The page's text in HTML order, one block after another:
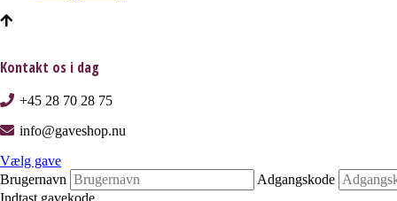
Kontakt os i dag
+45 28 70 28 75
info@gaveshop.nu
Vælg gave
Brugernavn
Adgangskode